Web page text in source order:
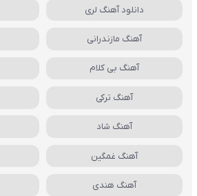
دانلود آهنگ لری
آهنگ مازندرانی
آهنگ بی کلام
آهنگ ترکی
آهنگ شاد
آهنگ غمگین
آهنگ هندی